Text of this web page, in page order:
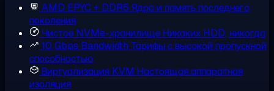
AMD EPYC + DDR5 Ядра и память последнего
поколения
Чистое NVMe-хранилищеНикаких HDD, никогда
10 Gbps Bandwidth Тарифы с высокой пропускной
способностью
Виртуализация KVM Настоящая аппаратная
изоляция